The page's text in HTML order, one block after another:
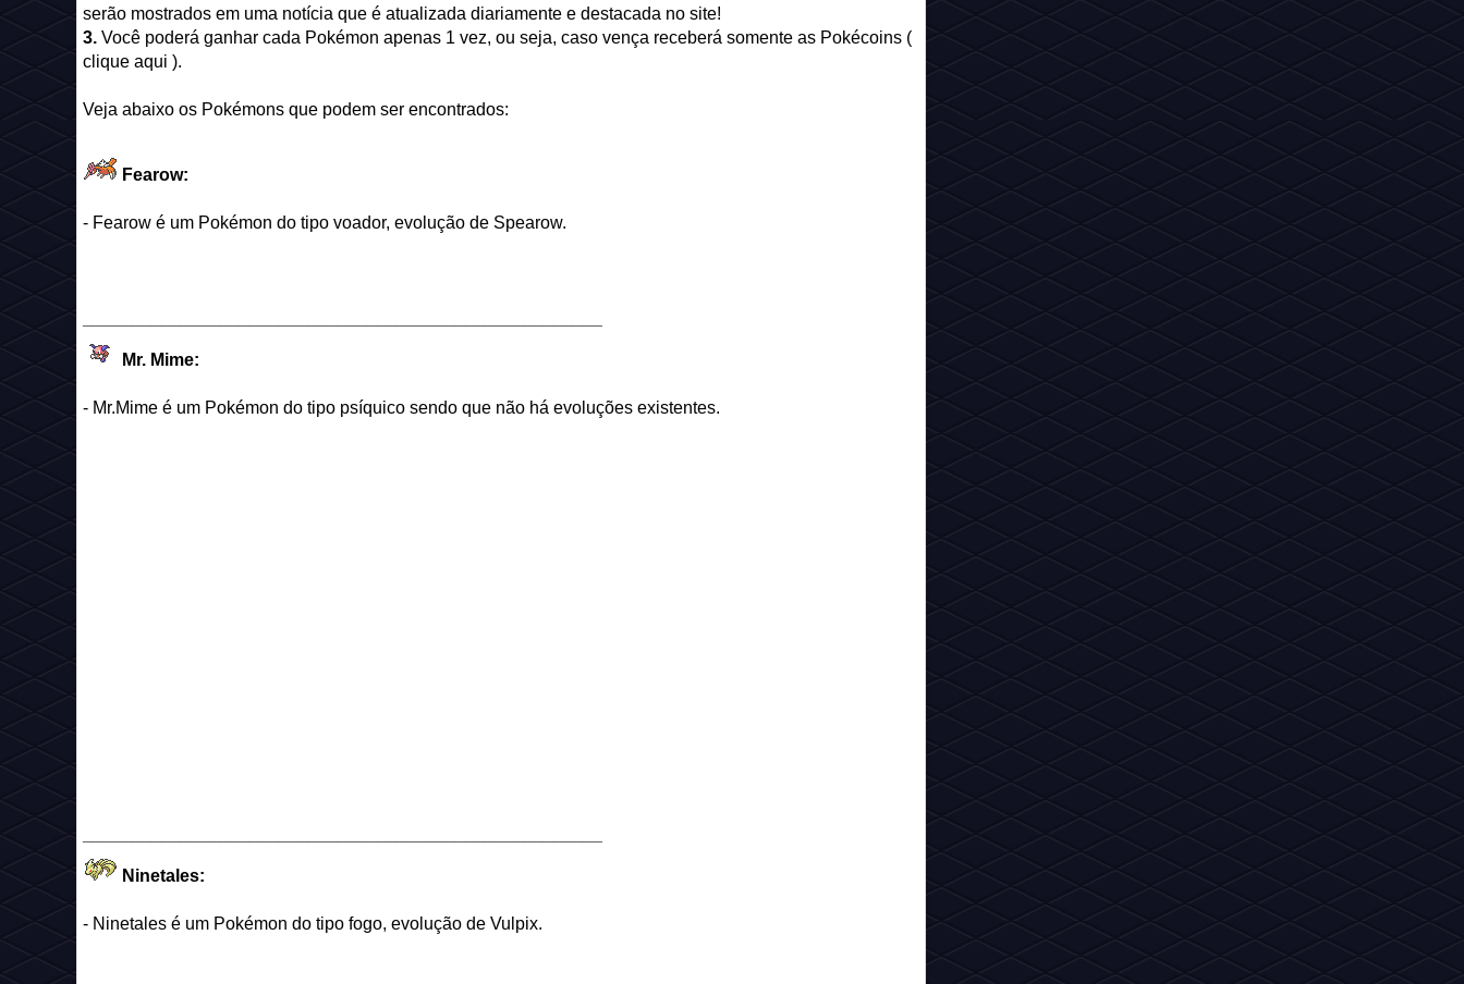
serão mostrados em uma notícia que é atualizada diariamente e destacada no site!
3. Você poderá ganhar cada Pokémon apenas 1 vez, ou seja, caso vença receberá somente as Pokécoins (
clique aqui ).
Veja abaixo os Pokémons que podem ser encontrados:
Fearow:
- Fearow é um Pokémon do tipo voador, evolução de Spearow.
Mr. Mime:
- Mr.Mime é um Pokémon do tipo psíquico sendo que não há evoluções existentes.
Ninetales:
- Ninetales é um Pokémon do tipo fogo, evolução de Vulpix.